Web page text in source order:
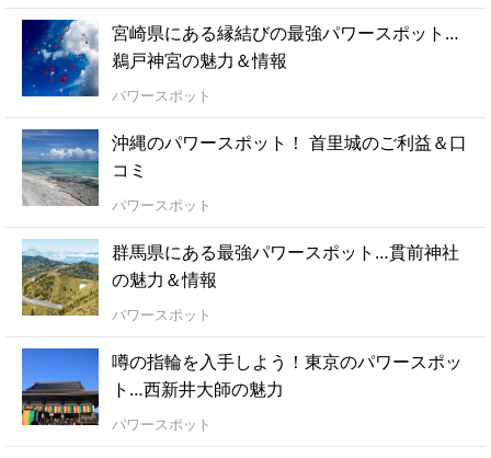
宮崎県にある縁結びの最強パワースポット…
鵜戸神宮の魅力＆情報
パワースポット
沖縄のパワースポット！ 首里城のご利益＆口
コミ
パワースポット
群馬県にある最強パワースポット…貫前神社
の魅力＆情報
パワースポット
噂の指輪を入手しよう！東京のパワースポッ
ト…西新井大師の魅力
パワースポット